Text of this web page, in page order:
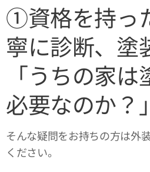
①資格を持っ
寧に診断、塗
「うちの家
必要なのか？」
そんな疑問をお持ちの方は外
ください。